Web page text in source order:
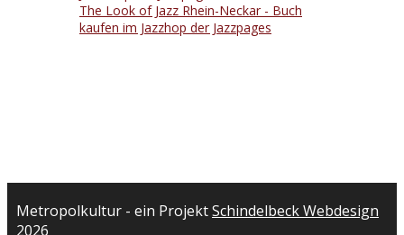
The Look of Jazz Rhein-Neckar - Buch
kaufen im Jazzhop der Jazzpages
Metropolkultur - ein ProjektSchindelbeck Webdesign
2026